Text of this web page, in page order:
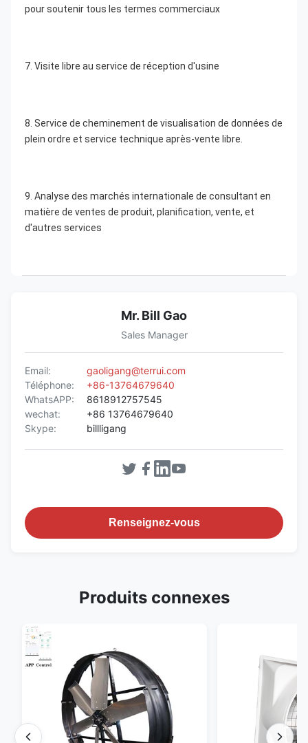
pour soutenir tous les termes commerciaux
7. Visite libre au service de réception d'usine
8. Service de cheminement de visualisation de données de
plein ordre et service technique après-vente libre.
9. Analyse des marchés internationale de consultant en
matière de ventes de produit, planification, vente, et
d'autres services
Mr. Bill Gao
Sales Manager
Email:
gaoligang@terrui.com
Téléphone:
+86-13764679640
WhatsAPP:
8618912757545
wechat:
+86 13764679640
Skype:
billligang
Renseignez-vous
Produits connexes